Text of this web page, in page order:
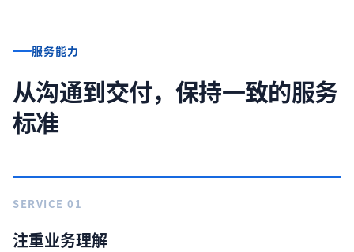
服务能力
从沟通到交付，保持一致的服务
标准
SERVICE 01
注重业务理解